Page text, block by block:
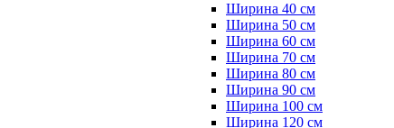
Ширина 40 см
Ширина 50 см
Ширина 60 см
Ширина 70 см
Ширина 80 см
Ширина 90 см
Ширина 100 см
Ширина 120 см